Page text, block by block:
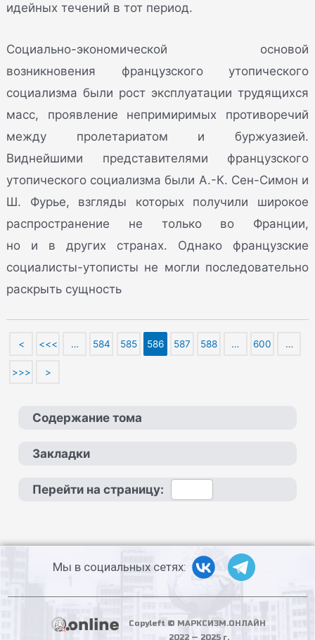
идейных течений в тот период.
Социально-экономической основой
возникновения французского утопического
социализма были рост эксплуатации трудящихся
масс, проявление непримиримых противоречий
между пролетариатом и буржуазией.
Виднейшими представителями французского
утопического социализма были А.-К. Сен-Симон и
Ш. Фурье, взгляды которых получили широкое
распространение не только во Франции,
но и в других странах. Однако французские
социалисты-утописты не могли последовательно
раскрыть сущность
< <<< … 584 585 586 587 588 … 600 …
>>> >
Содержание тома
Закладки
Перейти на страницу:
Мы в социальных сетях:
Copyleft © МАРКСИЗМ.ОНЛАЙН
2022 — 2025 г.